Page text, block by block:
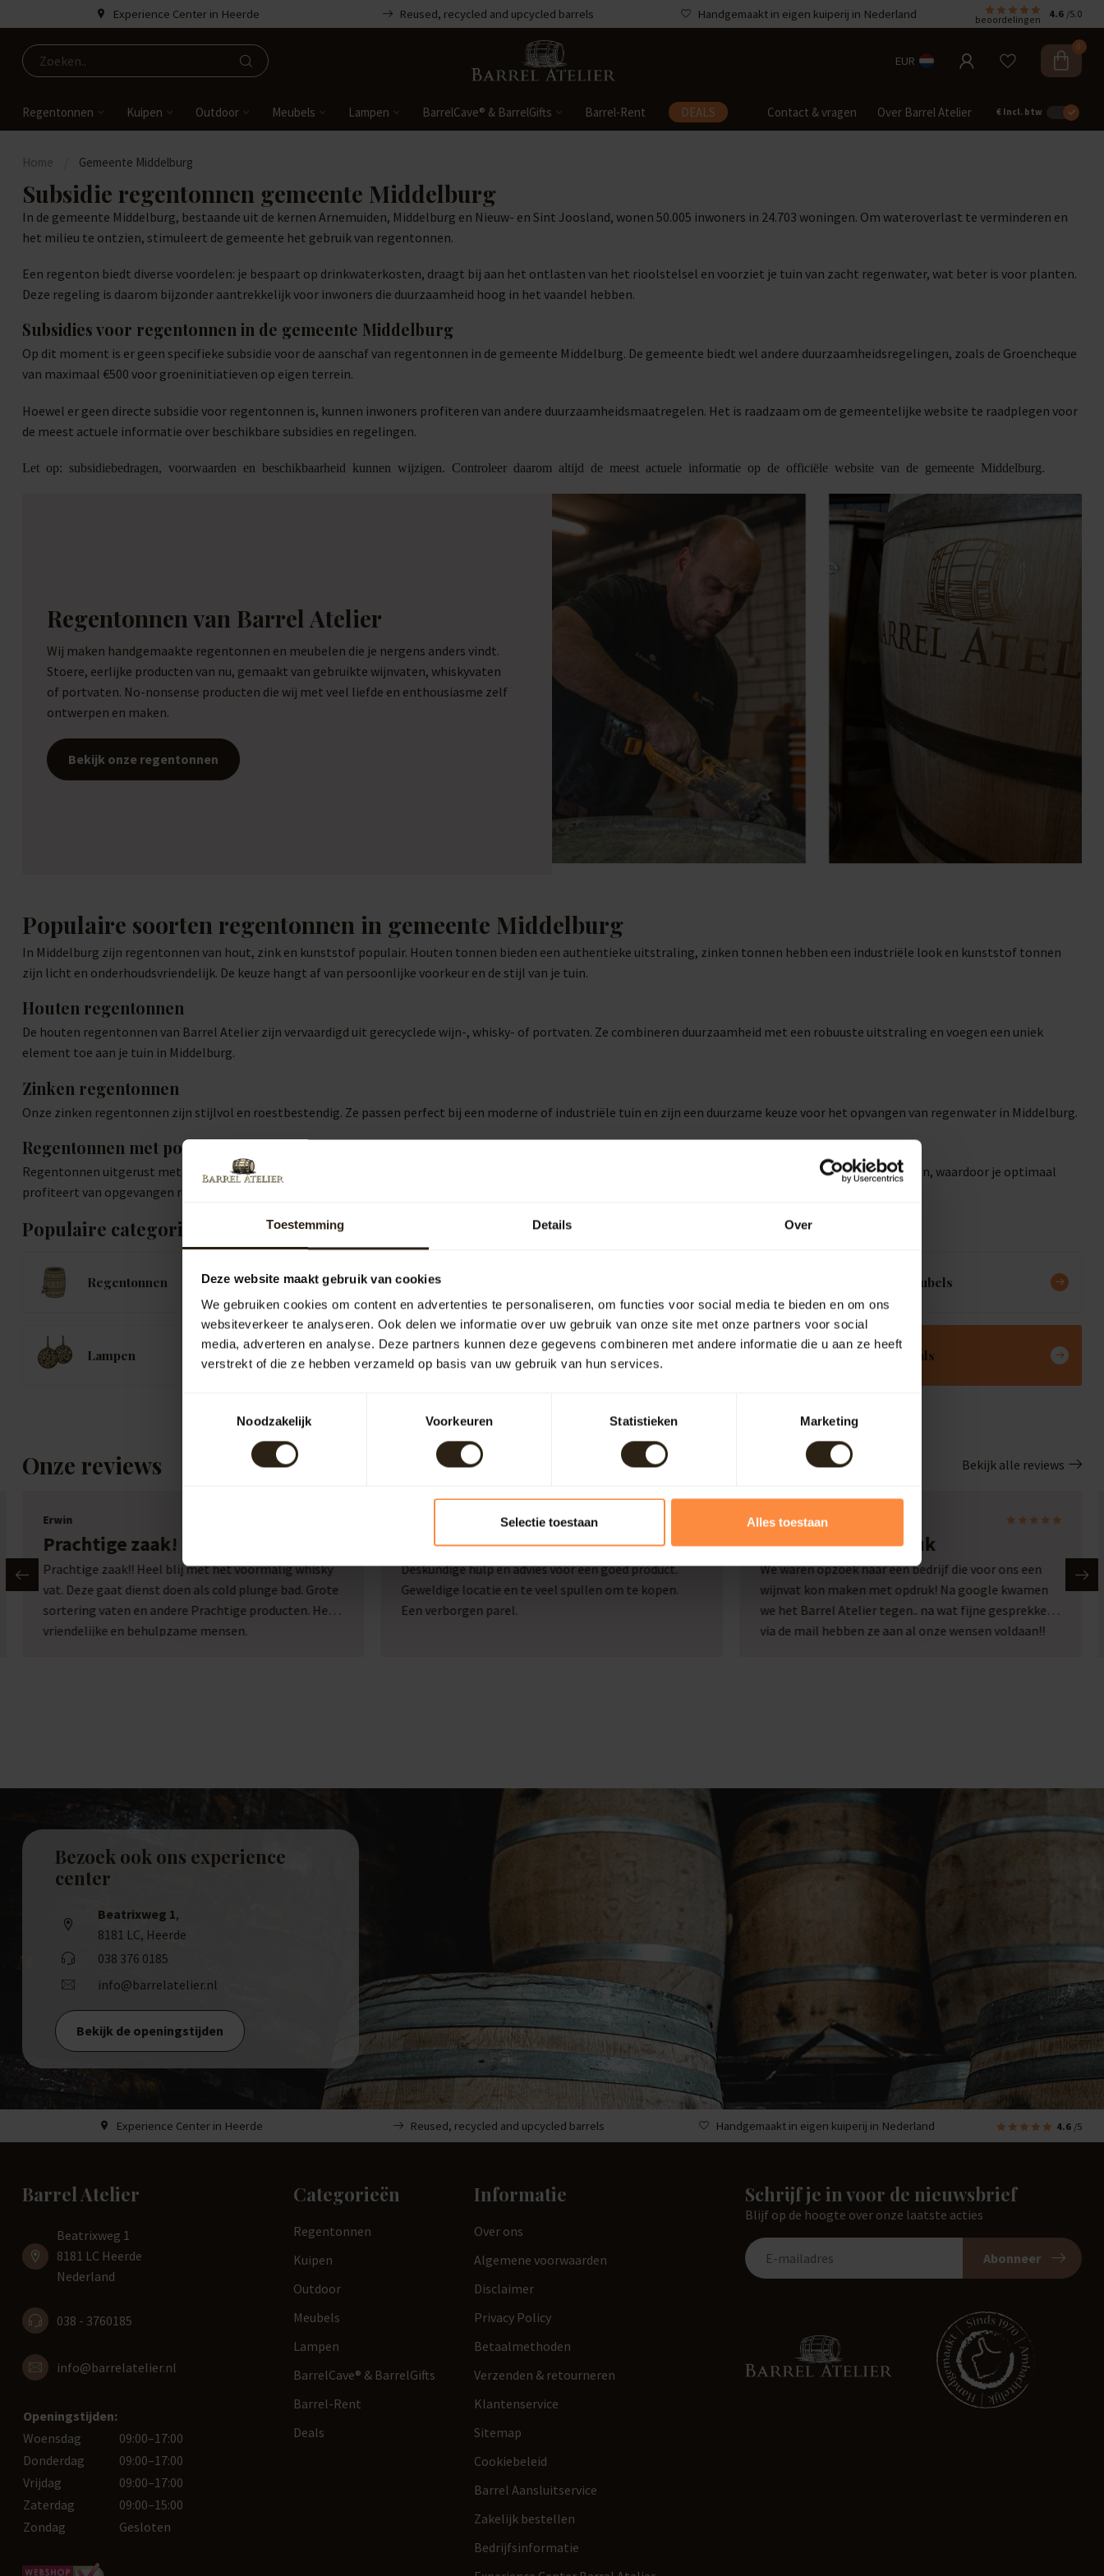
Toestemming Details Over
Deze website maakt gebruik van cookies
We gebruiken cookies om content en advertenties te personaliseren, om functies voor social media te bieden en om ons
websiteverkeer te analyseren. Ook delen we informatie over uw gebruik van onze site met onze partners voor social
media, adverteren en analyse. Deze partners kunnen deze gegevens combineren met andere informatie die u aan ze heeft
verstrekt of die ze hebben verzameld op basis van uw gebruik van hun services.
Noodzakelijk
Voorkeuren Statistieken Marketing
Selectie toestaan Alles toestaan
Experience Center in Heerde Reused, recycled and upcycled barrels Handgemaakt in eigen kuiperij in Nederland beoordelingen 4.6 /5.0
EUR
0
Regentonnen Kuipen Outdoor Meubels Lampen BarrelCave® & BarrelGifts Barrel-Rent DEALS Contact & vragen Over Barrel Atelier € Incl. btw
Home Gemeente Middelburg
Subsidie regentonnen gemeente Middelburg
In de gemeente Middelburg, bestaande uit de kernen Arnemuiden, Middelburg en Nieuw- en Sint Joosland, wonen 50.005 inwoners in 24.703 woningen. Om wateroverlast te verminderen en
het milieu te ontzien, stimuleert de gemeente het gebruik van regentonnen.
Een regenton biedt diverse voordelen: je bespaart op drinkwaterkosten, draagt bij aan het ontlasten van het rioolstelsel en voorziet je tuin van zacht regenwater, wat beter is voor planten.
Deze regeling is daarom bijzonder aantrekkelijk voor inwoners die duurzaamheid hoog in het vaandel hebben.
Subsidies voor regentonnen in de gemeente Middelburg
Op dit moment is er geen specifieke subsidie voor de aanschaf van regentonnen in de gemeente Middelburg. De gemeente biedt wel andere duurzaamheidsregelingen, zoals de Groencheque
van maximaal €500 voor groeninitiatieven op eigen terrein.
Hoewel er geen directe subsidie voor regentonnen is, kunnen inwoners profiteren van andere duurzaamheidsmaatregelen. Het is raadzaam om de gemeentelijke website te raadplegen voor
de meest actuele informatie over beschikbare subsidies en regelingen.
Let op: subsidiebedragen, voorwaarden en beschikbaarheid kunnen wijzigen. Controleer daarom altijd de meest actuele informatie op de officiële website van de gemeente Middelburg.
Regentonnen van Barrel Atelier
Wij maken handgemaakte regentonnen en meubelen die je nergens anders vindt.
Stoere, eerlijke producten van nu, gemaakt van gebruikte wijnvaten, whiskyvaten
of portvaten. No-nonsense producten die wij met veel liefde en enthousiasme zelf
ontwerpen en maken.
Bekijk onze regentonnen
Populaire soorten regentonnen in gemeente Middelburg
In Middelburg zijn regentonnen van hout, zink en kunststof populair. Houten tonnen bieden een authentieke uitstraling, zinken tonnen hebben een industriële look en kunststof tonnen
zijn licht en onderhoudsvriendelijk. De keuze hangt af van persoonlijke voorkeur en de stijl van je tuin.
Houten regentonnen
De houten regentonnen van Barrel Atelier zijn vervaardigd uit gerecyclede wijn-, whisky- of portvaten. Ze combineren duurzaamheid met een robuuste uitstraling en voegen een uniek
element toe aan je tuin in Middelburg.
Zinken regentonnen
Onze zinken regentonnen zijn stijlvol en roestbestendig. Ze passen perfect bij een moderne of industriële tuin en zijn een duurzame keuze voor het opvangen van regenwater in Middelburg.
Regentonnen met pomp of kraan
Regentonnen uitgerust met een pomp of kraan verhogen het gebruiksgemak aanzienlijk. Ze maken het eenvoudig om een gieter te vullen of je tuin te besproeien, waardoor je optimaal
profiteert van opgevangen regenwater in Middelburg.
Populaire categorieën
Regentonnen Kuipen Meubels
Lampen BarrelCave® &
BarrelGifts Barrel-Rent Deals
Onze reviews Bekijk alle reviews
Erwin
Prachtige zaak!
Prachtige zaak!! Heel blij met het voormalig whisky
vat. Deze gaat dienst doen als cold plunge bad. Grote
sortering vaten en andere Prachtige producten. Heel
vriendelijke en behulpzame mensen.
Deskundige hulp en goed advies
Deskundige hulp en advies voor een goed product.
Geweldige locatie en te veel spullen om te kopen.
Een verborgen parel.
Laura
Wijnvat met opdruk
We waren opzoek naar een bedrijf die voor ons een
wijnvat kon maken met opdruk! Na google kwamen
we het Barrel Atelier tegen.. na wat fijne gesprekken
via de mail hebben ze aan al onze wensen voldaan!!
Bezoek ook ons experience
center
Beatrixweg 1,
8181 LC, Heerde
038 376 0185
info@barrelatelier.nl
Bekijk de openingstijden
Experience Center in Heerde Reused, recycled and upcycled barrels Handgemaakt in eigen kuiperij in Nederland 4.6 /5
Barrel Atelier
Beatrixweg 1
8181 LC Heerde
Nederland
038 - 3760185
info@barrelatelier.nl
Openingstijden:
Woensdag
09:00–17:00
Donderdag
09:00–17:00
Vrijdag
09:00–17:00
Zaterdag
09:00–15:00
Zondag
Gesloten
Categorieën
Regentonnen
Kuipen
Outdoor
Meubels
Lampen
BarrelCave® & BarrelGifts
Barrel-Rent
Deals
Informatie
Over ons
Algemene voorwaarden
Disclaimer
Privacy Policy
Betaalmethoden
Verzenden & retourneren
Klantenservice
Sitemap
Cookiebeleid
Barrel Aansluitservice
Zakelijk bestellen
Bedrijfsinformatie
Schrijf je in voor de nieuwsbrief
Blijf op de hoogte over onze laatste acties
Abonneer